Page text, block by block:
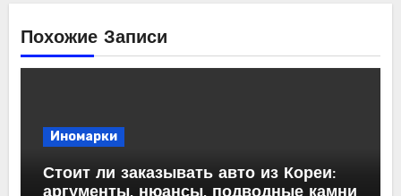
Похожие Записи
Иномарки
Стоит ли заказывать авто из Кореи:
аргументы, нюансы, подводные камни